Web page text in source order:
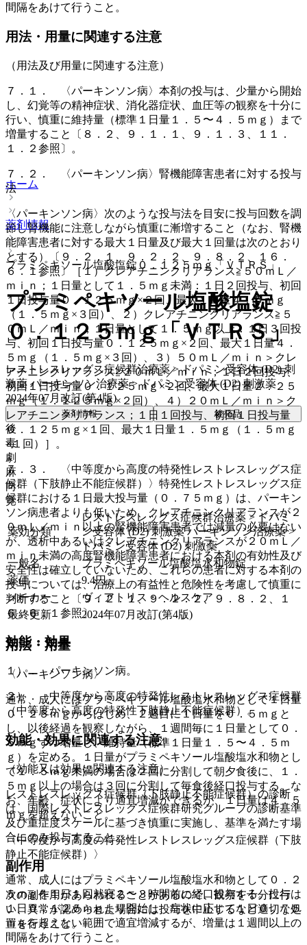
間隔をあけて行うこと。
用法・用量に関連する注意
（用法及び用量に関連する注意）
７．１． 〈パーキンソン病〉本剤の投与は、少量から開始
し、幻覚等の精神症状、消化器症状、血圧等の観察を十分に
行い、慎重に維持量（標準１日量１．５〜４．５ｍｇ）まで
増量すること〔８．２、９．１．１、９．１．３、１１．
１．２参照〕。
７．２． 〈パーキンソン病〉腎機能障害患者に対する投与
法
〈パーキンソン病〉次のような投与法を目安に投与回数を調
節し腎機能に注意しながら慎重に漸増すること（なお、腎機
能障害患者に対する最大１日量及び最大１回量は次のとおり
とする）〔９．２．１、９．２．２、９．８．２、１６．
６．１参照〕［１）クレアチニンクリアランス≧５０ｍＬ／
ｍｉｎ；１日量として１．５ｍｇ未満：１日２回投与、初回
１日投与量０．１２５ｍｇ×２回、最大１日量４．５ｍｇ
（１．５ｍｇ×３回）、２）クレアチニンクリアランス≧５
０ｍＬ／ｍｉｎ；１日量として１．５ｍｇ以上：１日３回投
与、初回１日投与量０．１２５ｍｇ×２回、最大１日量４．
５ｍｇ（１．５ｍｇ×３回）、３）５０ｍＬ／ｍｉｎ＞クレ
アチニンクリアランス≧２０ｍＬ／ｍｉｎ；１日２回投与、
初回１日投与量０．１２５ｍｇ×２回、最大１日量２．２５
ｍｇ（１．１２５ｍｇ×２回）、４）２０ｍＬ／ｍｉｎ＞ク
レアチニンクリアランス；１日１回投与、初回１日投与量
０．１２５ｍｇ×１回、最大１日量１．５ｍｇ（１．５ｍｇ
×１回）］。
７．３． 〈中等度から高度の特発性レストレスレッグス症
候群（下肢静止不能症候群）〉特発性レストレスレッグス症
候群における１日最大投与量（０．７５ｍｇ）は、パーキン
ソン病患者よりも低いため、クレアチニンクリアランスが２
０ｍＬ／ｍｉｎ以上の腎機能障害患者では減量の必要はない
が、透析中あるいはクレアチニンクリアランスが２０ｍＬ／
ｍｉｎ未満の高度腎機能障害患者における本剤の有効性及び
安全性は確立していないため、これらの患者に対する本剤の
投与については、治療上の有益性と危険性を考慮して慎重に
判断すること〔９．２．１、９．２．２、９．８．２、１
６．６．１参照〕。
効能・効果
１）． パーキンソン病。
２）． 中等度から高度の特発性レストレスレッグス症候群
（中等度から高度の特発性下肢静止不能症候群）。
効能・効果に関連する注意
（効能又は効果に関連する注意）
レストレスレッグス症候群（下肢静止不能症候群）の診断
は、国際レストレスレッグス症候群研究グループの診断基準
及び重症度スケールに基づき慎重に実施し、基準を満たす場
合にのみ投与すること。
副作用
次の副作用があらわれることがあるので、観察を十分に行
い、異常が認められた場合には投与を中止するなど適切な処
置を行うこと。
ホーム
薬剤情報
プラミペキソール塩酸塩錠０．１２５ｍｇ「ＶＴＲＳ」
プラミペキソール塩酸塩錠
０．１２５ｍｇ「ＶＴＲＳ」
レストレスレッグス症候群治療薬 > ドパミン受容体 (D2) 刺
激薬 パーキンソン治療薬 > ドパミン受容体 (D2) 刺激薬
2024年07月改訂(第4版)
薬剤情報 後発品
後
毒
劇
麻
向
覚
薬効分類
レストレスレッグス症候群治療薬 > ドパミ
ン受容体 (D2) 刺激薬 パーキンソン治療薬 >
ドパミン受容体 (D2) 刺激薬
一般名
プラミペキソール塩酸塩水和物錠
薬価
9.4円
メーカー
ヴィアトリス・ヘルスケア
最終更新
2024年07月改訂(第4版)
用法・用量
〈パーキンソン病〉
通常、成人にはプラミペキソール塩酸塩水和物として１日量
０．２５ｍｇからはじめ、２週目に１日量を０．５ｍｇと
し、以後経過を観察しながら、１週間毎に１日量として０．
５ｍｇずつ増量し、維持量（標準１日量１．５〜４．５ｍ
ｇ）を定める。１日量がプラミペキソール塩酸塩水和物とし
て１．５ｍｇ未満の場合は２回に分割して朝夕食後に、１．
５ｍｇ以上の場合は３回に分割して毎食後経口投与する。な
お、年齢、症状により適宜増減ができるが、１日量は４．５
ｍｇを超えないこと。
〈中等度から高度の特発性レストレスレッグス症候群（下肢
静止不能症候群）〉
通常、成人にはプラミペキソール塩酸塩水和物として０．２
５ｍｇを１日１回就寝２〜３時間前に経口投与する。投与は
１日０．１２５ｍｇより開始し、症状に応じて１日０．７５
ｍｇを超えない範囲で適宜増減するが、増量は１週間以上の
間隔をあけて行うこと。